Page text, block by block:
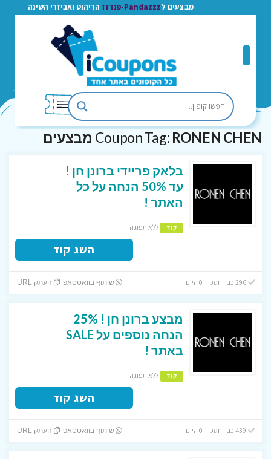
מבצעים ל Pandazzz-פנדזז הריהוט ואביזרי השינה
Coupon Tag: RONEN CHEN מבצעים
בלאק פריידי ברונן חן !
עד 50% הנחה על כל
האתר !
קוד ללא תפוגה
השג קוד
296 כבר חסכו! 0 היום שיתוף בוואטסאפ העתק URL
מבצע ברונן חן ! 25%
הנחה נוספים על SALE
באתר !
קוד ללא תפוגה
השג קוד
שיתוף בוואטסאפ העתק URL